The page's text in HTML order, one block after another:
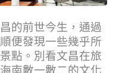
的前世今生，通過
便發現一些幾乎所
點。別看文昌在旅
南數一數二的文化